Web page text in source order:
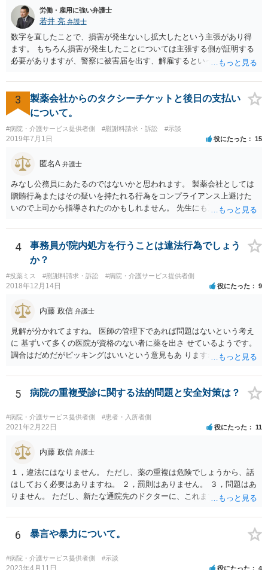
ないということです。 手術のミスの結果，手術前と比べて見た目が著
しく悪くなってしまったとか， 手術のミスの結果，入院期間が延びて
しまったとかいう事情があれば， 追加請求が可能な余地があります。
ただし，手術代の返金に応じた際に「これ以上金銭の請求はしませ
ん」という趣旨の合意をしてしまっていると， 上記の請求は，基本的
には困難となります。
労働・雇用に強い弁護士
若井 亮 弁護士
数字を直したことで、損害が発生ないし拡大したという主張があり得
ます。 もちろん損害が発生したことについては主張する側が証明する
必要がありますが、警察に被害届を出す、解雇するといった揺さぶり
とで、損害の証明なくとも解決金という形で支払に応じてしまうケー
スがあるのでご注意ください。
3
製薬会社からのタクシーチケットと後日の支払い
について。
#病院・介護サービス提供者側 #慰謝料請求・訴訟 #示談
2019年7月1日 役にたった 15
匿名A 弁護士
みなし公務員にあたるのではないかと思われます。 製薬会社としては
贈賄行為またはその疑いを持たれる行為をコンプライアンス上避けた
いので上司から指導されたのかもしれません。 先生にも万一迷惑をか
4
事務員が院内処方を行うことは違法行為でしょう
か？
#投薬ミス #慰謝料請求・訴訟 #病院・介護サービス提供者側
2018年12月14日 役にたった 9
内藤 政信 弁護士
見解が分かれてますね。 医師の管理下であれば問題はないという考え
に 基ずいて多くの医院が資格のない者に薬を出さ せているようです。
調合はだめだがピッキングはいいという意見もあ りますね。 また患者
いますね。 院外とではかなり金額が低くなるようです。 したがって、
違法とは断じきれないですね。 あなたが罪になることは、まったくあ
りません。 やめるなら、２週間ルールにのっとってやめたほう がいい
でしょう。
5 病院の重複受診に関する法的問題と安全対策は？
#病院・介護サービス提供者側 #患者・入所者側
2021年2月22日 役にたった 11
内藤 政信 弁護士
１，違法にはなりません。 ただし、薬の重複は危険でしょうから、話
はしておく必要はありますね。 ２，罰則はありません。 ３，問題はあ
りません。 ただし、新たな通院先のドクターに、これまでの経緯を話
6 暴言や暴力について。
#病院・介護サービス提供者側 #示談
2023年4月11日 役にたった 4